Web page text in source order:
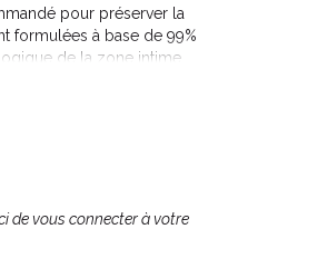
pour préserver la
formulées à base de 99%
de la zone intime,
de vous connecter à votre